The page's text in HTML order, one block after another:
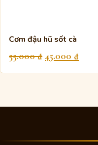
Cơm đậu hũ sốt cà
55.000₫ Giá
gốc
55.000 ₫.
45.000 ₫
hiện
là: